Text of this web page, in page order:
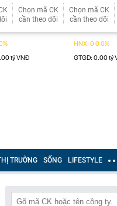
Chọn mã CK
cần theo dõi
Chọn mã CK
cần theo dõi
TRƯỜNG SỐNG LIFESTYLE